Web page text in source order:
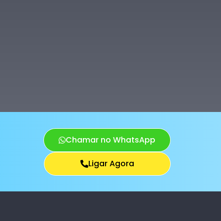
Chamar no WhatsApp
Ligar Agora